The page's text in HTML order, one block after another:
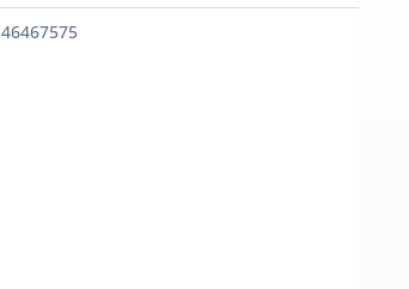
46467575